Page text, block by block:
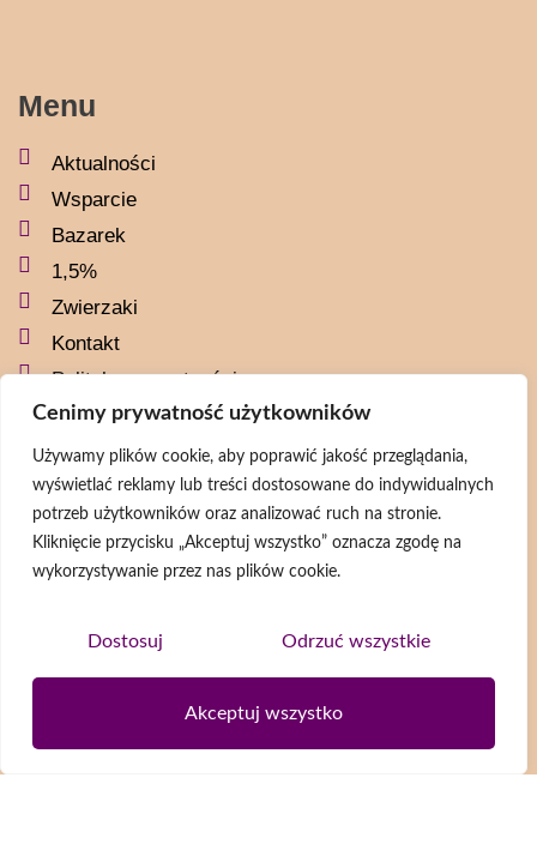
Cenimy prywatność użytkowników
Używamy plików cookie, aby poprawić jakość przeglądania,
wyświetlać reklamy lub treści dostosowane do indywidualnych
potrzeb użytkowników oraz analizować ruch na stronie.
Kliknięcie przycisku „Akceptuj wszystko” oznacza zgodę na
wykorzystywanie przez nas plików cookie.
Dostosuj Odrzuć wszystkie
Akceptuj wszystko
Menu
Aktualności
Wsparcie
Bazarek
1,5%
Zwierzaki
Kontakt
Polityka prywatności
naszaszkapaorg
naszaszkapa
@naszaszkapa
Newsletter